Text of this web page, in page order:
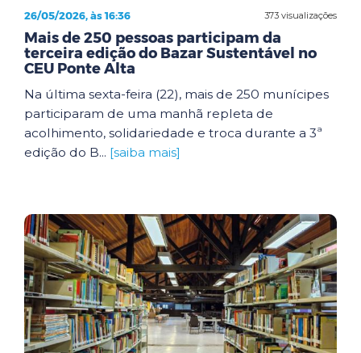
373 visualizações
26/05/2026, às 16:36
Mais de 250 pessoas participam da
terceira edição do Bazar Sustentável no
CEU Ponte Alta
Na última sexta-feira (22), mais de 250 munícipes
participaram de uma manhã repleta de
acolhimento, solidariedade e troca durante a 3ª
edição do B... [saiba mais]